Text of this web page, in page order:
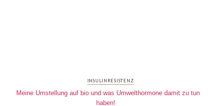
INSULINRESISTENZ
Meine Umstellung auf bio und was Umwelthormone damit zu tun
haben!